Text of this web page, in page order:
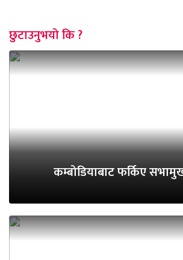
छुटाउनुभयो कि ?
कम्बोडियाबाट फर्किए